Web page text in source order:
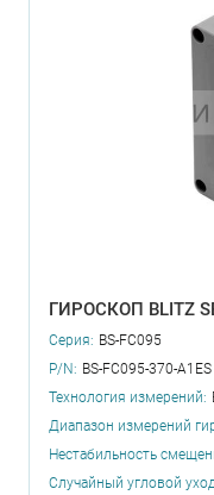
ГИРОСКОП BLITZ
Серия: BS-FC095
P/N: BS-FC095-370-A1ES
Технология измерений:
Диапазон измерений
Нестабильность
Случайный угловой